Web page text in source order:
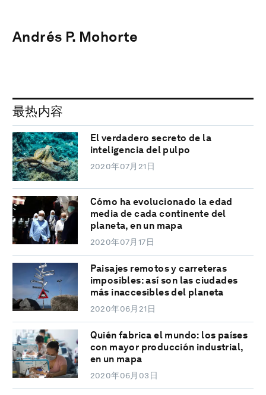
Andrés P. Mohorte
最热内容
El verdadero secreto de la
inteligencia del pulpo
2020年07月21日
Cómo ha evolucionado la edad
media de cada continente del
planeta, en un mapa
2020年07月17日
Paisajes remotos y carreteras
imposibles: así son las ciudades
más inaccesibles del planeta
2020年06月21日
Quién fabrica el mundo: los países
con mayor producción industrial,
en un mapa
2020年06月03日